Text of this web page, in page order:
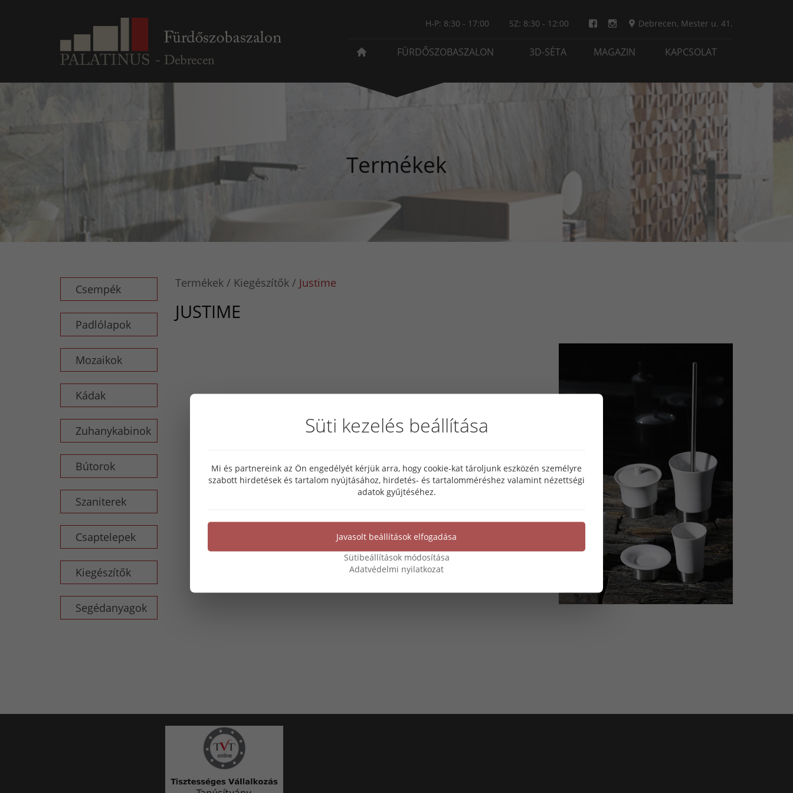
H-P: 8:30 - 17:00 SZ: 8:30 - 12:00 Debrecen, Mester u. 41.
FÜRDŐSZOBASZALON 3D-SÉTA MAGAZIN KAPCSOLAT
Termékek
Csempék
Padlólapok
Mozaikok
Kádak
Zuhanykabinok
Bútorok
Szaniterek
Csaptelepek
Kiegészítők
Segédanyagok
Termékek Kiegészítők Justime
JUSTIME
Süti kezelés beállítása
Mi és partnereink az Ön engedélyét kérjük arra, hogy cookie-kat tároljunk eszközén személyre
szabott hirdetések és tartalom nyújtásához, hirdetés- és tartalomméréshez valamint nézettségi
adatok gyűjtéséhez.
Javasolt beállítások elfogadása
Sütibeállítások módosítása
Adatvédelmi nyilatkozat